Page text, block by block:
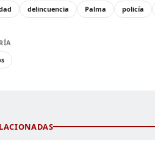
delincuencia Palma policía